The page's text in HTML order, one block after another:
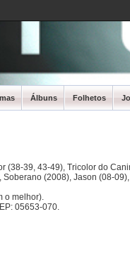
Álbuns Folhetos
(38-39, 43-49), Tricolor do
(2008), Jason (08-
o melhor).
05653-070.